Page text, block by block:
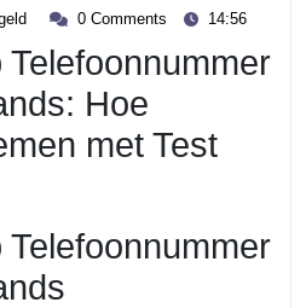
zwart- 0 Comments 14:56
Telefoonnummer
Hoe
met Test
Telefoonnummer